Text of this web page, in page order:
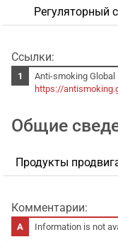
Регуляторный
Ссылки:
Anti-smoking Global
https://
Общие
Продукты
Комментарии:
Information is not